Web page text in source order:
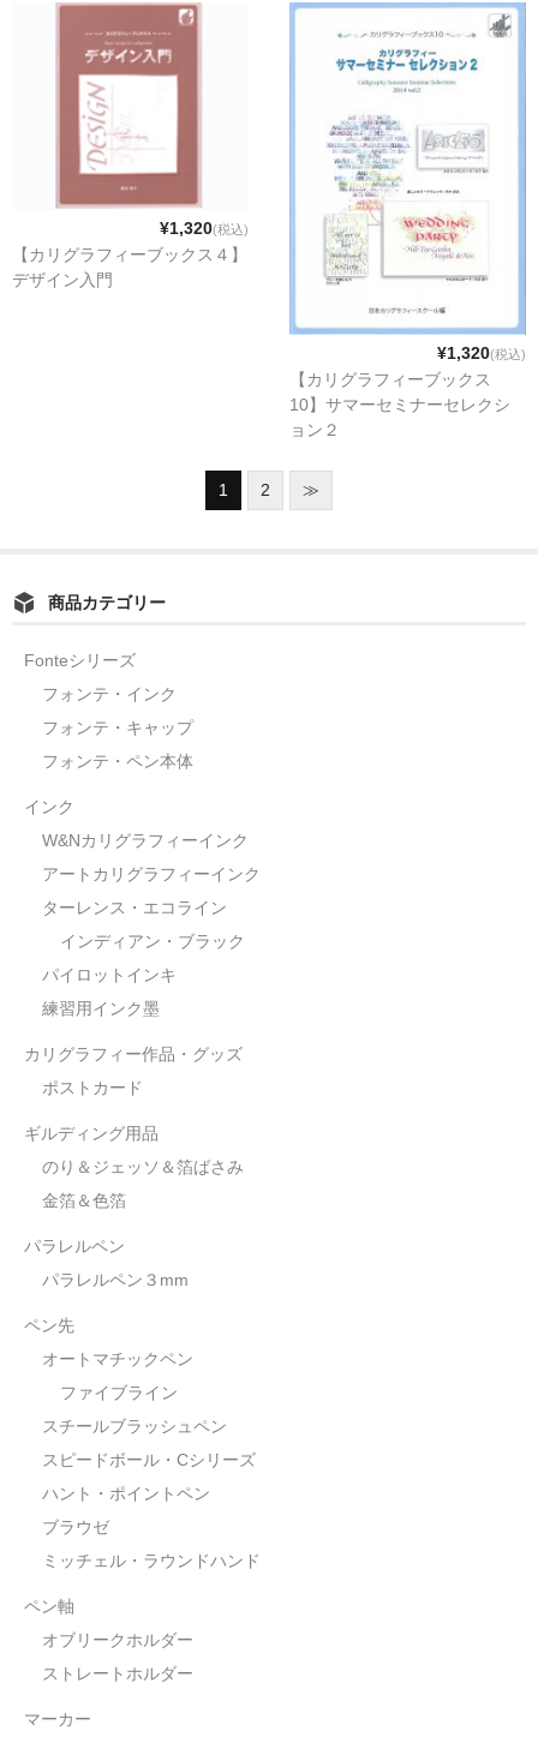
¥1,320(税込)
【カリグラフィーブックス４】
デザイン入門
¥1,320(税込)
【カリグラフィーブックス
10】サマーセミナーセレクシ
ョン２
1 2 ≫
商品カテゴリー
Fonteシリーズ
フォンテ・インク
フォンテ・キャップ
フォンテ・ペン本体
インク
W&Nカリグラフィーインク
アートカリグラフィーインク
ターレンス・エコライン
インディアン・ブラック
パイロットインキ
練習用インク墨
カリグラフィー作品・グッズ
ポストカード
ギルディング用品
のり＆ジェッソ＆箔ばさみ
金箔＆色箔
パラレルペン
パラレルペン３mm
ペン先
オートマチックペン
ファイブライン
スチールブラッシュペン
スピードボール・Cシリーズ
ハント・ポイントペン
ブラウゼ
ミッチェル・ラウンドハンド
ペン軸
オブリークホルダー
ストレートホルダー
マーカー